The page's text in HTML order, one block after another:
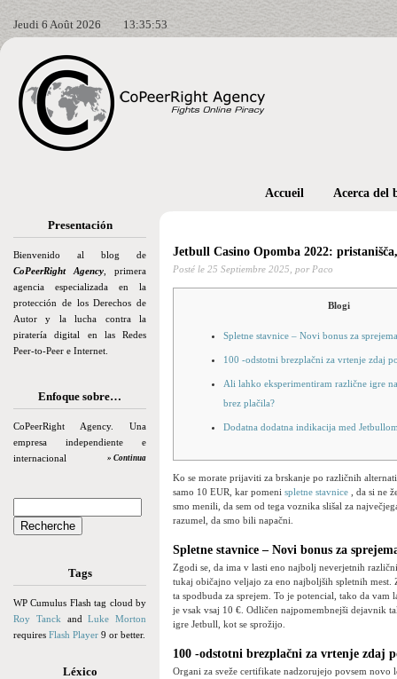
Jeudi 6 Août 2026 13:35:54
Presentación
Bienvenido al blog de
CoPeerRight Agency , primera
agencia especializada en la
protección de los Derechos de
Autor y la lucha contra la
piratería digital en las Redes
Peer-to-Peer e Internet.
Enfoque sobre…
CoPeerRight Agency. Una
empresa independiente e
internacional
» Continua
Tags
WP Cumulus Flash tag cloud by
Roy Tanck andLuke Morton
requires Flash Player 9 or better.
Léxico
Accueil Acerca del
Jetbull Casino Opomba 2022:
Posté le 25 Septiembre 2025, por Paco
Blogi
Spletne stavnice – Novi bonus za
100 -odstotni brezplačni za vrtenje zdaj
Ali lahko eksperimentiram različne igre
brez plačila?
Dodatna dodatna indikacija med
Ko se morate prijaviti za brskanje po različnih
samo 10 EUR, kar pomeni spletne stavnice , da si ne
smo menili, da sem od tega voznika slišal za
razumel, da smo bili napačni.
Spletne stavnice – Novi bonus za
Zgodi se, da ima v lasti eno najbolj neverjetnih
tukaj običajno veljajo za eno najboljših spletnih mest.
ta spodbuda za sprejem. To je potencial, tako da
je vsak vsaj 10 €. Odličen najpomembnejši dejavnik
igre Jetbull, kot se sprožijo.
100 -odstotni brezplačni za vrtenje zdaj
Organi za sveže certifikate nadzorujejo povsem